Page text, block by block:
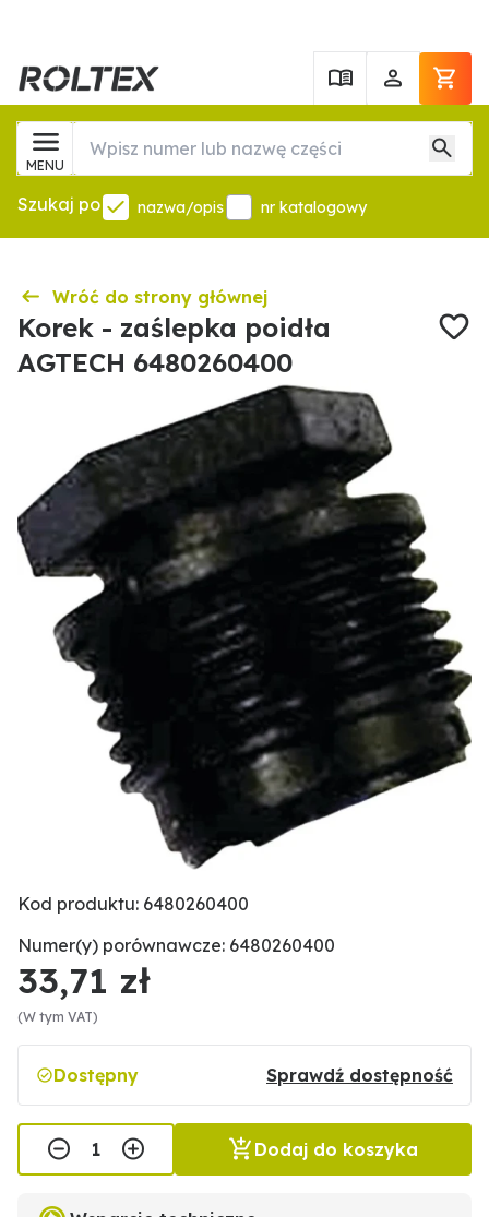
MENU
Szukaj po nazwa/opis nr katalogowy
Wróć do strony głównej
Korek - zaślepka poidła
AGTECH 6480260400
Kod produktu: 6480260400
Numer(y) porównawcze: 6480260400
33,71 zł
(W tym VAT)
Dostępny Sprawdź dostępność
Dodaj do koszyka